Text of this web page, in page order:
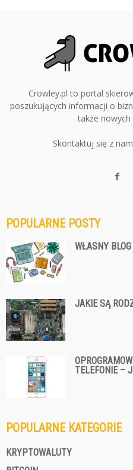
Crowley.pl to portal
poszukujących informacji o
także
Skontaktuj się z
POPULARNE POSTY
WŁASNY
JAKIE SĄ
TELEFONIE –
POPULARNE KATEGORIE
KRYPTOWALUTY